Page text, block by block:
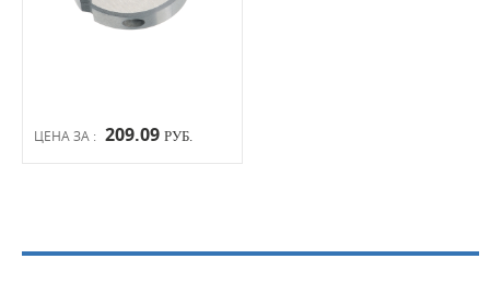
ЦЕНА ЗА : 209.09 РУБ.